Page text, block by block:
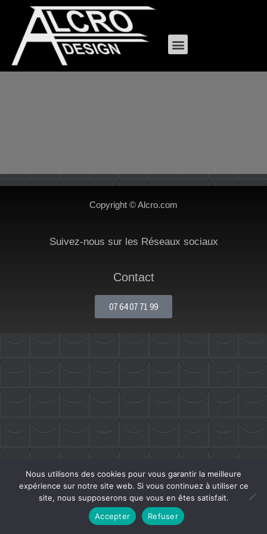
Copyright © Alcro.com
Suivez-nous sur les Réseaux sociaux
Contact
07 64 07 71 99
Nous utilisons des cookies pour vous garantir la meilleure
expérience sur notre site web. Si vous continuez à utiliser ce
site, nous supposerons que vous en êtes satisfait.
Accepter
Refuser